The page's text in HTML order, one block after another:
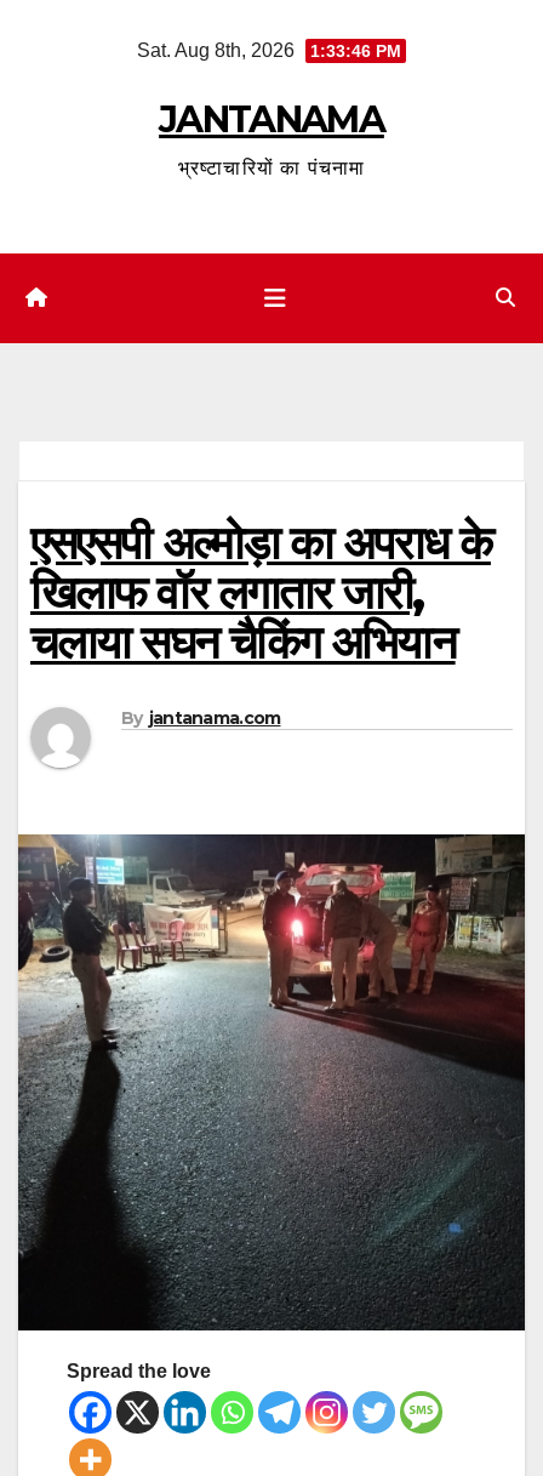
Sat. Aug 8th, 2026 1:33:46 PM
JANTANAMA
भ्रष्टाचारियों का पंचनामा
एसएसपी अल्मोड़ा का अपराध के
खिलाफ वॉर लगातार जारी,
चलाया सघन चैकिंग अभियान
By jantanama.com
Spread the love